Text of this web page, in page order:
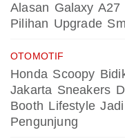
Alasan Galaxy
Pilihan Upgrade
OTOMOTIF
Honda Scoopy
Jakarta Sneakers
Booth Lifestyle
Pengunjung